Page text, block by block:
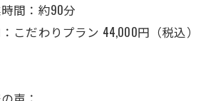
間：約90分
こだわりプラン 44,000円（税込）